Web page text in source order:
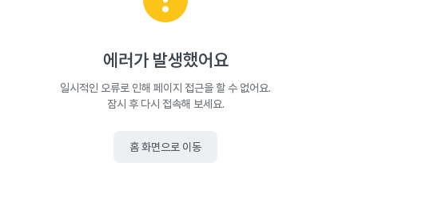
에러가 발생했어요
일시적인 오류로 인해 페이지 접근을 할 수 없어요.
잠시 후 다시 접속해 보세요.
홈 화면으로 이동